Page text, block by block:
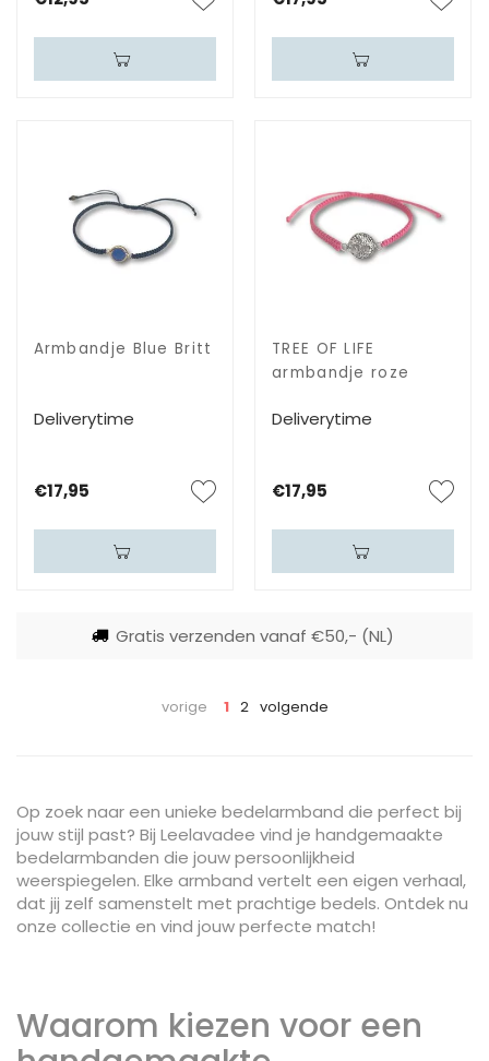
Op zoek naar een unieke bedelarmband die perfect bij
jouw stijl past? Bij Leelavadee vind je handgemaakte
bedelarmbanden die jouw persoonlijkheid
weerspiegelen. Elke armband vertelt een eigen verhaal,
dat jij zelf samenstelt met prachtige bedels. Ontdek nu
onze collectie en vind jouw perfecte match!
Armbandje Blue Britt
Deliverytime
€17,95
TREE OF LIFE
armbandje roze
Deliverytime
€17,95
Gratis verzenden vanaf €50,- (NL)
vorige 1 2 volgende
Waarom kiezen voor een